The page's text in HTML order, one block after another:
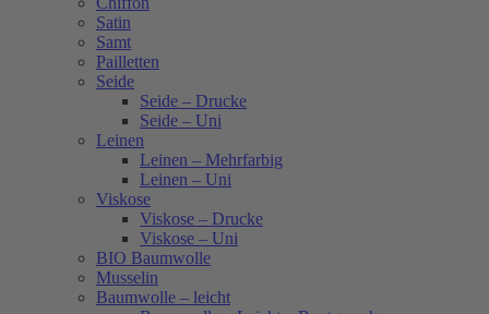
Satin
Samt
Pailletten
Seide
Seide – Drucke
Seide – Uni
Leinen
Leinen – Mehrfarbig
Leinen – Uni
Viskose
Viskose – Drucke
Viskose – Uni
BIO Baumwolle
Musselin
Baumwolle – leicht